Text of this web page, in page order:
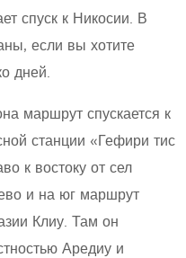
спуск к Никосии. В
если вы хотите
дней.
маршрут спускается к
станции «Гефири тис
к востоку от сел
и на юг маршрут
Клиу. Там он
Аредиу и